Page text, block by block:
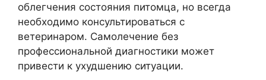
облегчения состояния питомца, но всегда
необходимо консультироваться с
ветеринаром. Самолечение без
профессиональной диагностики может
привести к ухудшению ситуации.